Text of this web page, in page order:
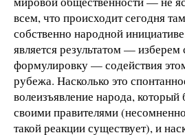
всем, что происходит сегодня
собственно народной
является результатом —
формулировку — содействия
рубежа. Насколько это
волеизъявление народа, который
своими правителями
такой реакции существует), и